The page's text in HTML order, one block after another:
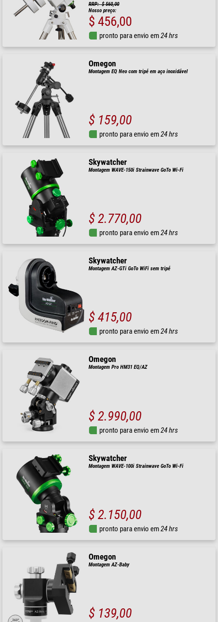
RRP: $ 560,00
Nosso preço:
$ 456,00
pronto para envio em24 hrs
Omegon
Montagem EQ Neo com tripé em aço inoxidável
$ 159,00
pronto para envio em24 hrs
Skywatcher
Montagem WAVE-150i Strainwave GoTo Wi-Fi
$ 2.770,00
pronto para envio em24 hrs
Skywatcher
Montagem AZ-GTi GoTo WiFi sem tripé
$ 415,00
pronto para envio em24 hrs
Omegon
Montagem Pro HM31 EQ/AZ
$ 2.990,00
pronto para envio em24 hrs
Skywatcher
Montagem WAVE-100i Strainwave GoTo Wi-Fi
$ 2.150,00
pronto para envio em24 hrs
Omegon
Montagem AZ-Baby
$ 139,00